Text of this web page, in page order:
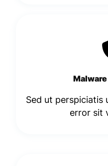
Sed ut perspiciatis
error sit